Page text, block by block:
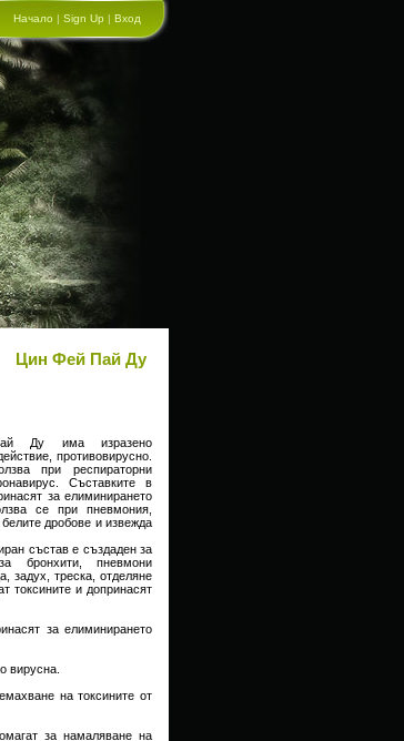
Начало | Sign Up | Вход
Цин Фeй Пай Ду
Ду има изразено
противовирусно.
при респираторни
Съставките в
за елиминирането
се при пневмония,
дробове и извежда
състав е създаден за
бронхити, пневмони
задух, треска, отделяне
токсините и допринасят
за елиминирането
вирусна.
на токсините от
за намаляване на